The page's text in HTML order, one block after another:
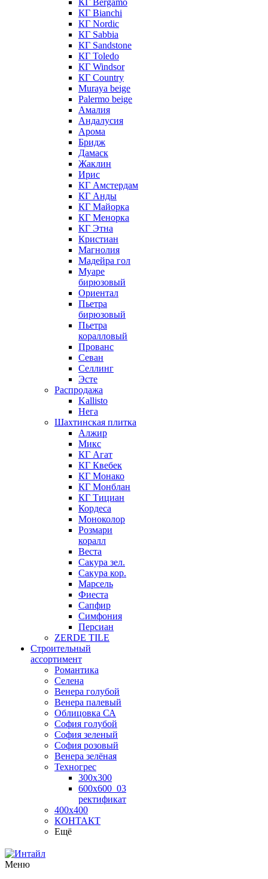
КГ Bergamo
КГ Bianchi
КГ Nordic
КГ Sabbia
КГ Sandstone
КГ Toledo
КГ Windsor
КГ Сountry
Muraya beige
Palermo beige
Амалия
Андалусия
Арома
Бридж
Дамаск
Жаклин
Ирис
КГ Амстердам
КГ Анды
КГ Майорка
КГ Менорка
КГ Этна
Кристиан
Магнолия
Мадейра гол
Муаре
бирюзовый
Ориентал
Пьетра
бирюзовый
Пьетра
коралловый
Прованс
Севан
Селлинг
Эсте
Распродажа
Kallisto
Нега
Шахтинская плитка
Алжир
Микс
КГ Агат
КГ Квебек
КГ Монако
КГ Монблан
КГ Тициан
Кордеса
Моноколор
Розмари
коралл
Веста
Сакура зел.
Сакура кор.
Марсель
Фиеста
Сапфир
Симфония
Персиан
ZERDE TILE
Строительный
ассортимент
Романтика
Селена
Венера голубой
Венера палевый
Облицовка СА
София голубой
София зеленый
София розовый
Венера зелёная
Техногрес
300х300
600х600_03
ректификат
400х400
КОНТАКТ
Ещё
Меню